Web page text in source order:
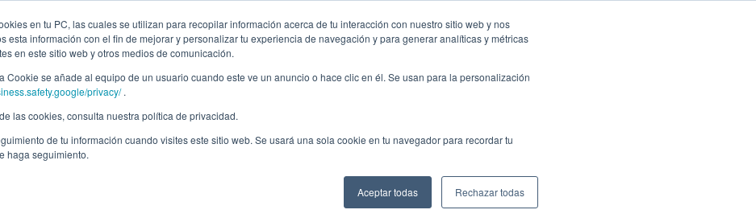
en tu PC, las cuales se utilizan para recopilar información acerca de tu interacción con nuestro sitio web y nos
esta información con el fin de mejorar y personalizar tu experiencia de navegación y para generar analíticas y métricas
en este sitio web y otros medios de comunicación.
Cookie se añade al equipo de un usuario cuando este ve un anuncio o hace clic en él. Se usan para la personalización
privacy/.
las cookies, consulta nuestra política de privacidad.
de tu información cuando visites este sitio web. Se usará una sola cookie en tu navegador para recordar tu
haga seguimiento.
Aceptar todas Rechazar todas